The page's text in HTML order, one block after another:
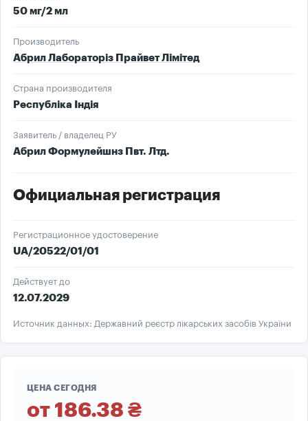
50 мг/2 мл
Производитель
Абрил Лабораторіз Прайвет Лімітед
Страна производителя
Республіка Індія
Заявитель / владелец РУ
Абрил Формулейшнз Пвт. Лтд.
Официальная регистрация
Регистрационное удостоверение
UA/20522/01/01
Действует до
12.07.2029
Источник данных: Державний реєстр лікарських засобів України
ЦЕНА СЕГОДНЯ
от 186.38 ₴